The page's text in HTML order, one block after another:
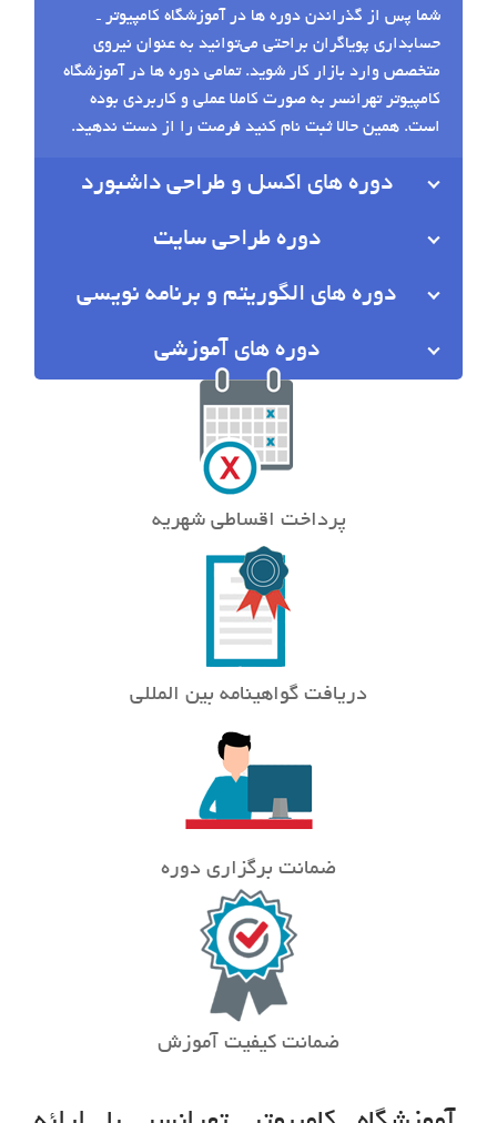
شما پس از گذراندن دوره ها در آموزشگاه کامپیوتر ـ
حسابداری پویاگران براحتی می‌توانید به عنوان نیروی
متخصص وارد بازار کار شوید. تمامی دوره ها در آموزشگاه
کامپیوتر تهرانسر به صورت کاملا عملی و کاربردی بوده
است. همین حالا ثبت نام کنید فرصت را از دست ندهید.
دوره های اکسل و طراحی داشبورد
دوره طراحی سایت
دوره های الگوریتم و برنامه نویسی
دوره های آموزشی
پرداخت اقساطی شهریه
دریافت گواهینامه بین المللی
ضمانت برگزاری دوره
ضمانت کیفیت آموزش